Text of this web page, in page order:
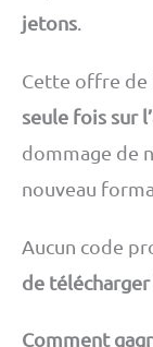
jetons
Cette offre de
seule fois sur
dommage de
nouveau
Aucun code
de télécharger
Comment